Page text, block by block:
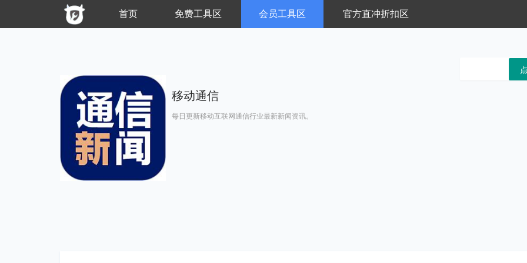
首页 免费工具区 会员工具区 官方直冲折扣区
移动通信
每日更新移动互联网通信行业最新新闻资讯。